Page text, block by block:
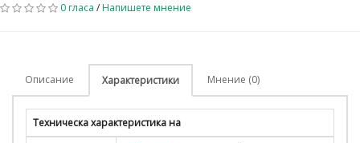
0 гласа /Напишете мнение
Описание Характеристики Мнение (0)
Техническа характеристика на